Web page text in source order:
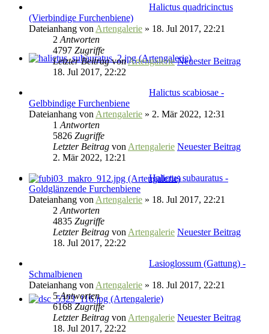
Halictus quadricinctus
(Vierbindige Furchenbiene)
Dateianhang von Artengalerie » 18. Jul 2017, 22:21
2 Antworten
4797 Zugriffe
Letzter BeitragvonArtengalerie Neuester Beitrag
18. Jul 2017, 22:22
Halictus scabiosae -
Gelbbindige Furchenbiene
Dateianhang von Artengalerie » 2. Mär 2022, 12:31
1 Antworten
5826 Zugriffe
Letzter Beitrag von Artengalerie Neuester Beitrag
2. Mär 2022, 12:21
Halictus subauratus -
Goldglänzende Furchenbiene
Dateianhang von Artengalerie » 18. Jul 2017, 22:21
2 Antworten
4835 Zugriffe
Letzter Beitrag von Artengalerie Neuester Beitrag
18. Jul 2017, 22:22
Lasioglossum (Gattung) -
Schmalbienen
Dateianhang von Artengalerie » 18. Jul 2017, 22:21
5Antworten
6168Zugriffe
Letzter Beitrag von Artengalerie Neuester Beitrag
18. Jul 2017, 22:22